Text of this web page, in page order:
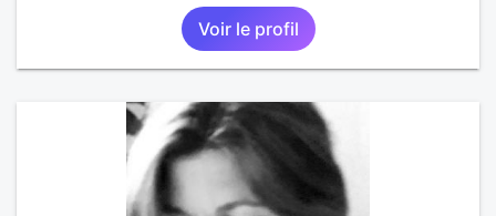
Voir le profil